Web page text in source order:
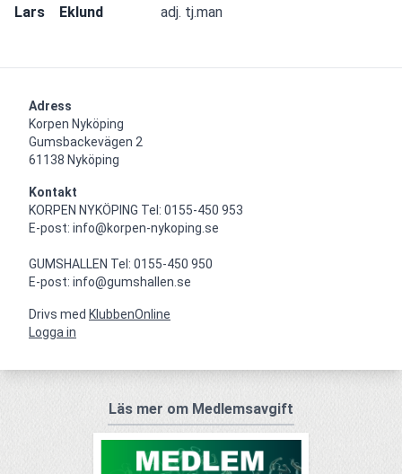
Lars    Eklund adj. tj.man
Adress
Korpen Nyköping
Gumsbackevägen 2
61138 Nyköping
Kontakt
KORPEN NYKÖPING Tel: 0155-450 953
E-post: info@korpen-nykoping.se
GUMSHALLEN Tel: 0155-450 950
E-post: info@gumshallen.se
Drivs med KlubbenOnline
Logga in
Läs mer om Medlemsavgift